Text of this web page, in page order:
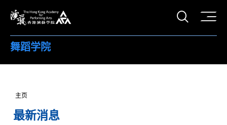
打开
舞蹈学院
主页
最新消息